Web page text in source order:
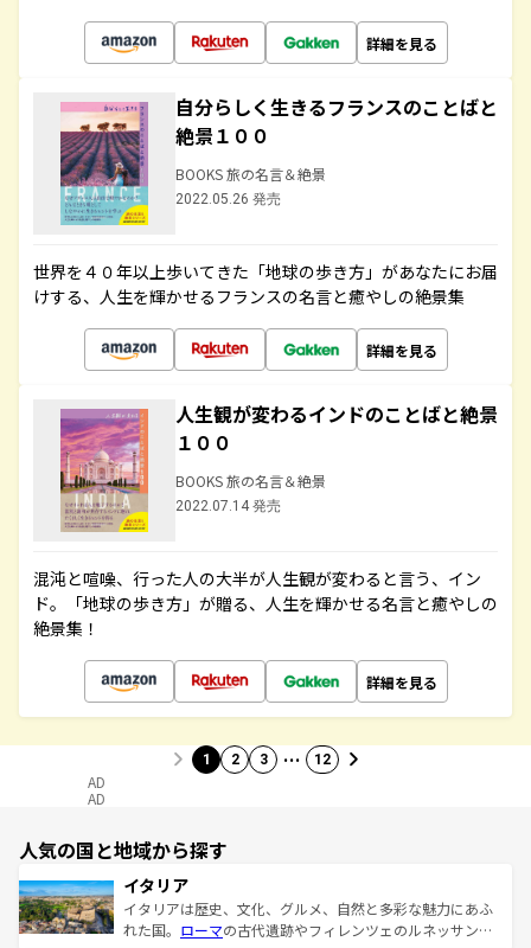
詳細を見る
自分らしく生きるフランスのことばと
絶景１００
BOOKS 旅の名言＆絶景
2022.05.26 発売
世界を４０年以上歩いてきた「地球の歩き方」があなたにお届
けする、人生を輝かせるフランスの名言と癒やしの絶景集
詳細を見る
人生観が変わるインドのことばと絶景
１００
BOOKS 旅の名言＆絶景
2022.07.14 発売
混沌と喧噪、行った人の大半が人生観が変わると言う、イン
ド。「地球の歩き方」が贈る、人生を輝かせる名言と癒やしの
絶景集！
詳細を見る
1 2 3 … 12
AD
AD
人気の国と地域から探す
イタリア
イタリアは歴史、文化、グルメ、自然と多彩な魅力にあふ
れた国。 ローマの古代遺跡やフィレンツェのルネッサンス